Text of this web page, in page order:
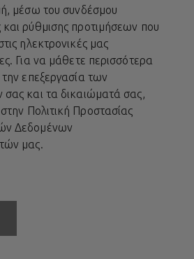
μέσω του συνδέσμου
ρύθμισης προτιμήσεων που
ηλεκτρονικές μας
Για να μάθετε περισσότερα
την επεξεργασία των
σας και τα δικαιώματά σας,
Πολιτική Προστασίας
Δεδομένων
μας.